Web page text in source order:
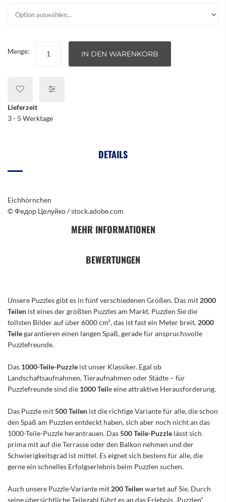
Menge: IN DEN WARENKORB
Lieferzeit
3 - 5 Werktage
DETAILS
Eichhörnchen
© Федор Целуйко / stock.adobe.com
MEHR INFORMATIONEN
BEWERTUNGEN
Unsere Puzzles gibt es in fünf verschiedenen Größen. Das mit 2000
Teilen ist eines der größten Puzzles am Markt. Puzzlen Sie die
tollsten Bilder auf über 6000 cm², das ist fast ein Meter breit. 2000
Teilegarantieren einen langen Spaß, gerade für anspruchsvolle
Puzzlefreunde.
Das 1000-Teile-Puzzle ist unser Klassiker. Egal ob
Landschaftsaufnahmen, Tieraufnahmen oder Städte – für
Puzzlefreunde sind die 1000 Teile eine attraktive Herausforderung.
Das Puzzle mit500 Teilen ist die richtige Variante für alle, die schon
den Spaß am Puzzlen entdeckt haben, sich aber noch nicht an das
1000-Teile-Puzzle herantrauen. Das500 Teile-Puzzle lässt sich
prima mit auf die Terrasse oder den Balkon nehmen und der
Schwierigkeitsgrad ist mittel. Es eignet sich bestens für alle, die
gerne ein schnelles Erfolgserlebnis beim Puzzlen suchen.
Auch unsere Puzzle-Variante mit 200 Teilenwartet auf Sie. Durch
seine übersichtliche Teilezahl führt es an das Erlebnis „Puzzlen“